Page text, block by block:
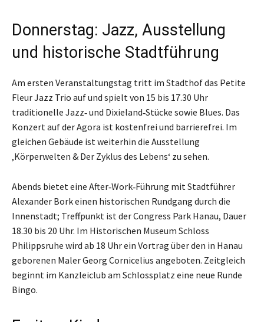
Donnerstag: Jazz, Ausstellung
und historische Stadtführung
Am ersten Veranstaltungstag tritt im Stadthof das Petite
Fleur Jazz Trio auf und spielt von 15 bis 17.30 Uhr
traditionelle Jazz‑ und Dixieland‑Stücke sowie Blues. Das
Konzert auf der Agora ist kostenfrei und barrierefrei. Im
gleichen Gebäude ist weiterhin die Ausstellung
‚Körperwelten & Der Zyklus des Lebens‘ zu sehen.
Abends bietet eine After‑Work‑Führung mit Stadtführer
Alexander Bork einen historischen Rundgang durch die
Innenstadt; Treffpunkt ist der Congress Park Hanau, Dauer
18.30 bis 20 Uhr. Im Historischen Museum Schloss
Philippsruhe wird ab 18 Uhr ein Vortrag über den in Hanau
geborenen Maler Georg Cornicelius angeboten. Zeitgleich
beginnt im Kanzleiclub am Schlossplatz eine neue Runde
Bingo.